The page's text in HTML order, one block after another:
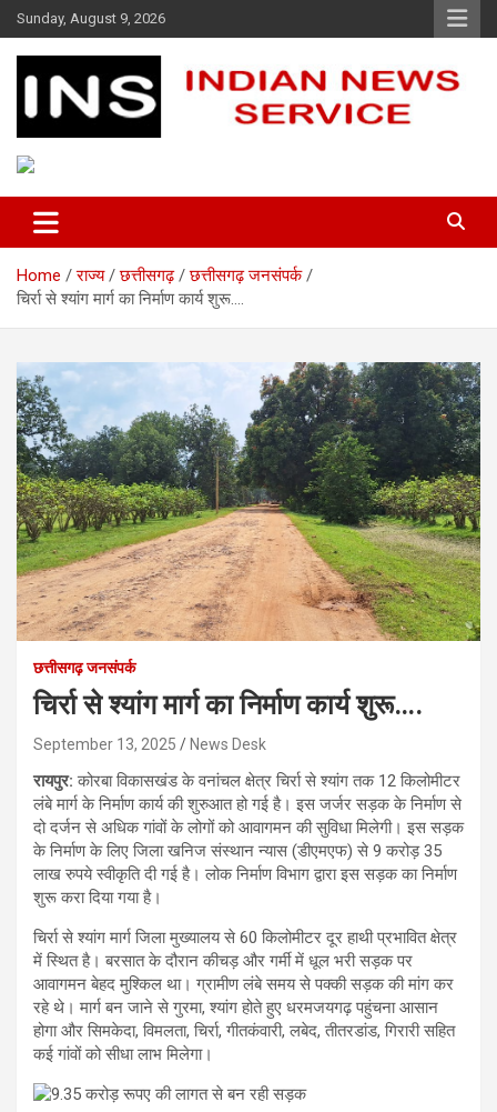
Skip
to
content
Sunday, August 9, 2026
Indian News Service
Home राज्य छत्तीसगढ़
छत्तीसगढ़ जनसंपर्क
चिर्रा से श्यांग मार्ग का निर्माण कार्य शुरू….
छत्तीसगढ़ जनसंपर्क
चिर्रा से श्यांग मार्ग का निर्माण कार्य शुरू….
September 13, 2025 News Desk
रायपुर:कोरबा विकासखंड के वनांचल क्षेत्र चिर्रा से श्यांग तक 12 किलोमीटर
लंबे मार्ग के निर्माण कार्य की शुरुआत हो गई है। इस जर्जर सड़क के निर्माण से
दो दर्जन से अधिक गांवों के लोगों को आवागमन की सुविधा मिलेगी। इस सड़क
के निर्माण के लिए जिला खनिज संस्थान न्यास (डीएमएफ) से 9 करोड़ 35
लाख रुपये स्वीकृति दी गई है। लोक निर्माण विभाग द्वारा इस सड़क का निर्माण
शुरू करा दिया गया है।
चिर्रा से श्यांग मार्ग जिला मुख्यालय से 60 किलोमीटर दूर हाथी प्रभावित क्षेत्र
में स्थित है। बरसात के दौरान कीचड़ और गर्मी में धूल भरी सड़क पर
आवागमन बेहद मुश्किल था। ग्रामीण लंबे समय से पक्की सड़क की मांग कर
रहे थे। मार्ग बन जाने से गुरमा, श्यांग होते हुए धरमजयगढ़ पहुंचना आसान
होगा और सिमकेदा, विमलता, चिर्रा, गीतकंवारी, लबेद, तीतरडांड, गिरारी सहित
कई गांवों को सीधा लाभ मिलेगा।